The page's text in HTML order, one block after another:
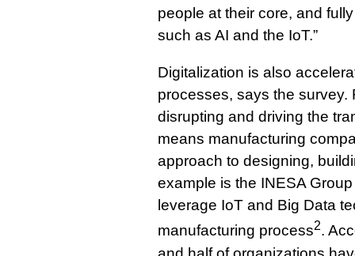
people at their core, and
such as AI and the IoT.”
Digitalization is also
processes, says the survey.
disrupting and driving the
means manufacturing
approach to designing,
example is the INESA
leverage IoT and Big Data
manufacturing process2.